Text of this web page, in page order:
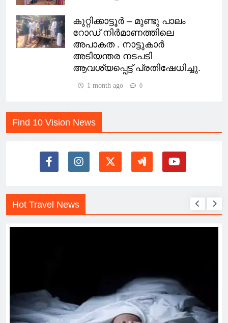
കുറ്റിക്കാട്ടൂർ – മുണ്ടു പാലം
റോഡ് നിർമാണത്തിലെ
അപാകത . നാട്ടുകാർ
അടിയന്തര നടപടി
ആവശ്യപ്പെട്ട് പ്രതിഷേധിച്ചു.
1 month ago 0
Find 10 Vision News
Hot Travel News